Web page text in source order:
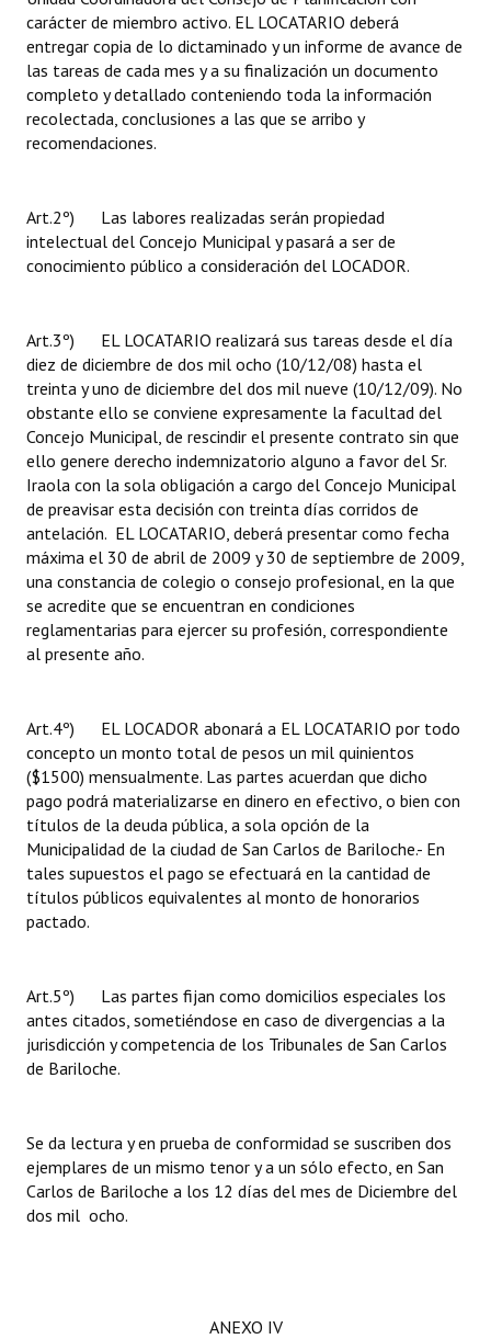
carácter de miembro activo. EL LOCATARIO deberá
entregar copia de lo dictaminado y un informe de avance de
las tareas de cada mes y a su finalización un documento
completo y detallado conteniendo toda la información
recolectada, conclusiones a las que se arribo y
recomendaciones.
Art.2º) Las labores realizadas serán propiedad
intelectual del Concejo Municipal y pasará a ser de
conocimiento público a consideración del LOCADOR.
Art.3º) EL LOCATARIO realizará sus tareas desde el día
diez de diciembre de dos mil ocho (10/12/08) hasta el
treinta y uno de diciembre del dos mil nueve (10/12/09). No
obstante ello se conviene expresamente la facultad del
Concejo Municipal, de rescindir el presente contrato sin que
ello genere derecho indemnizatorio alguno a favor del Sr.
Iraola con la sola obligación a cargo del Concejo Municipal
de preavisar esta decisión con treinta días corridos de
antelación. EL LOCATARIO, deberá presentar como fecha
máxima el 30 de abril de 2009 y 30 de septiembre de 2009,
una constancia de colegio o consejo profesional, en la que
se acredite que se encuentran en condiciones
reglamentarias para ejercer su profesión, correspondiente
al presente año.
Art.4º) EL LOCADOR abonará a EL LOCATARIO por todo
concepto un monto total de pesos un mil quinientos
($1500) mensualmente. Las partes acuerdan que dicho
pago podrá materializarse en dinero en efectivo, o bien con
títulos de la deuda pública, a sola opción de la
Municipalidad de la ciudad de San Carlos de Bariloche.- En
tales supuestos el pago se efectuará en la cantidad de
títulos públicos equivalentes al monto de honorarios
pactado.
Art.5º) Las partes fijan como domicilios especiales los
antes citados, sometiéndose en caso de divergencias a la
jurisdicción y competencia de los Tribunales de San Carlos
de Bariloche.
Se da lectura y en prueba de conformidad se suscriben dos
ejemplares de un mismo tenor y a un sólo efecto, en San
Carlos de Bariloche a los 12 días del mes de Diciembre del
dos mil ocho.
ANEXO IV